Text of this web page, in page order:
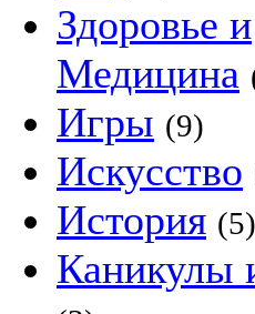
Здоровье и
Медицина
Игры (9)
Искусство
История (5)
Каникулы